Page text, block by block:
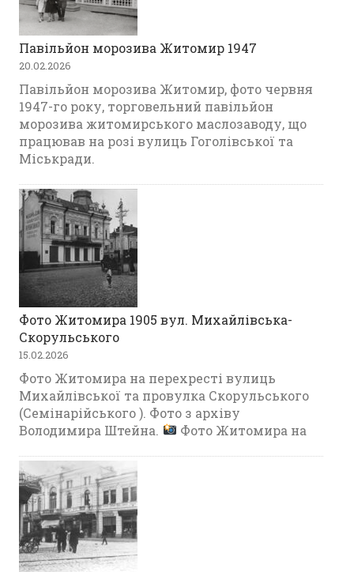
Павільйон морозива Житомир 1947
20.02.2026
Павільйон морозива Житомир, фото червня
1947-го року, торговельний павільйон
морозива житомирського маслозаводу, що
працював на розі вулиць Гоголівської та
Міськради.
Фото Житомира 1905 вул. Михайлівська-
Скорульського
15.02.2026
Фото Житомира на перехресті вулиць
Михайлівської та провулка Скорульського
(Семінарійського ). Фото з архіву
Володимира Штейна.
Фото Житомира на